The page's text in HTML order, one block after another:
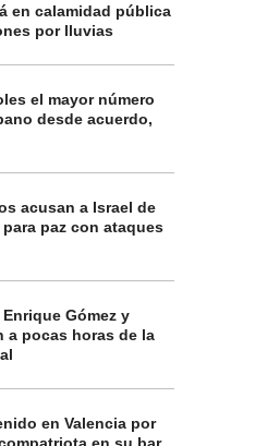
en calamidad pública
por lluvias
el mayor número
desde acuerdo,
acusan a Israel de
paz con ataques
Gómez y
a pocas horas de la
en Valencia por